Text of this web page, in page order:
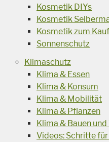
Kosmetik DIYs
Kosmetik
Kosmetik zum
Sonnenschutz
Klimaschutz
Klima & Essen
Klima & Konsum
Klima & Mobilität
Klima & Pflanzen
Klima & Bauen
Videos: Schritte